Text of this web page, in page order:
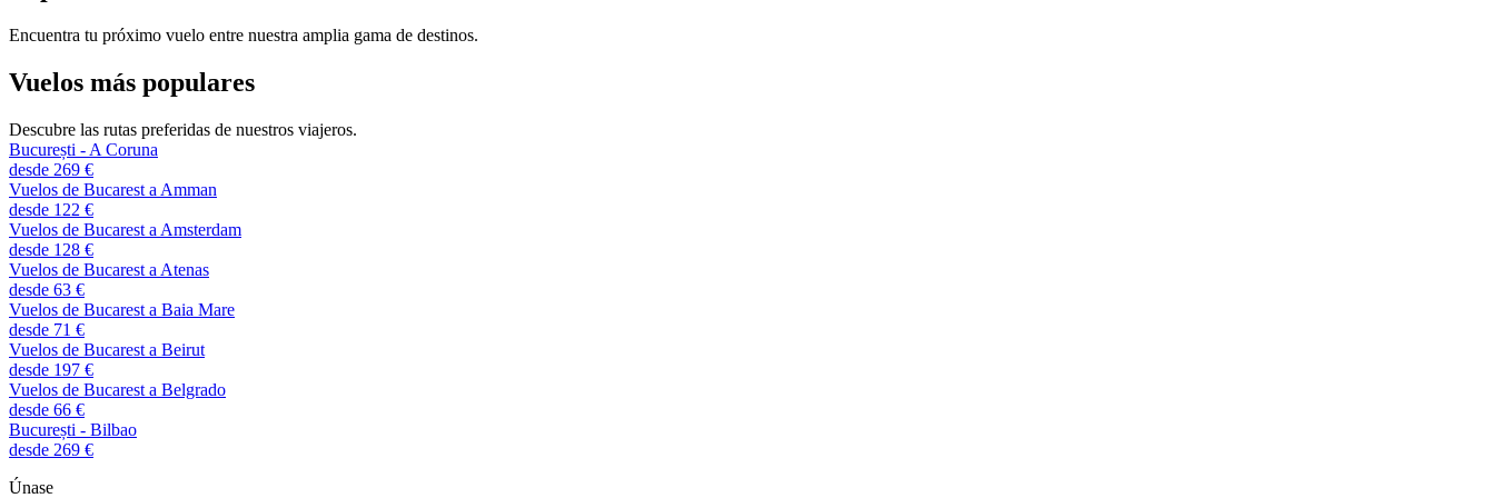
Encuentra tu próximo vuelo entre nuestra amplia gama de destinos.
Vuelos más populares
Descubre las rutas preferidas de nuestros viajeros.
București - A Coruna
desde 269 €
Vuelos de Bucarest a Amman
desde 122 €
Vuelos de Bucarest a Amsterdam
desde 128 €
Vuelos de Bucarest a Atenas
desde 63 €
Vuelos de Bucarest a Baia Mare
desde 71 €
Vuelos de Bucarest a Beirut
desde 197 €
Vuelos de Bucarest a Belgrado
desde 66 €
București - Bilbao
desde 269 €
Únase